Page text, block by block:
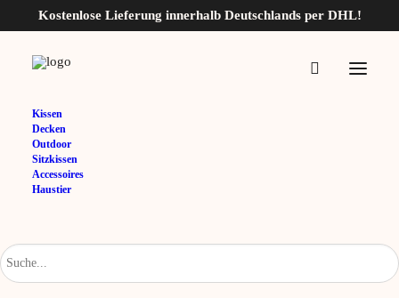
Kostenlose Lieferung innerhalb Deutschlands per DHL!
Kissen
Decken
Outdoor
Sitzkissen
Accessoires
Haustier
Outdoorkissen Ibiza 45×45
cm